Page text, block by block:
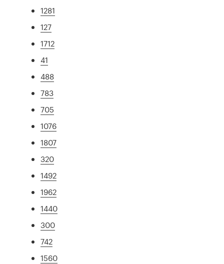
1281
127
1712
41
488
783
705
1076
1807
320
1492
1962
1440
300
742
1560